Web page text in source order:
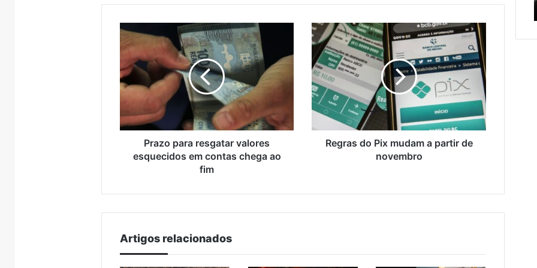
Prazo
para
resgatar
valores
esquecidos
em
contas
chega
ao
Prazo para resgatar valores
esquecidos em contas chega ao
fim
Regras
do
Pix
mudam
partir
de
novembro
Regras do Pix mudam a partir de
novembro
Artigos relacionados
trade turístico
supera
das
compras
externas
do
Brasil
Brasil
serviços
manutenção
serviços de manutenção